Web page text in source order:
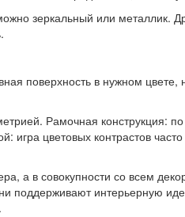
зеркальный или металлик.
поверхность в нужном
Рамочная конструкция:
игра цветовых контрастов
а в совокупности со всем
поддерживают интерьерную
.